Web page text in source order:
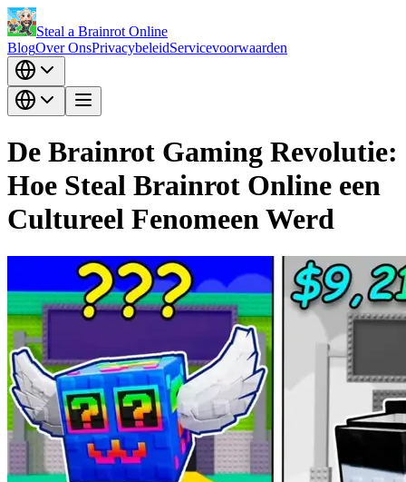
Steal a Brainrot Online
BlogOver OnsPrivacybeleidServicevoorwaarden
De Brainrot Gaming Revolutie:
Hoe Steal Brainrot Online een
Cultureel Fenomeen Werd